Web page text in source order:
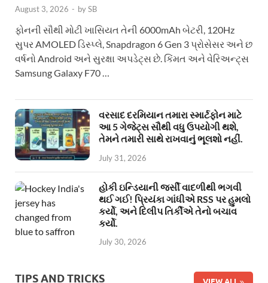
August 3, 2026 - bySB
ફોનની સૌથી મોટી ખાસિયત તેની 6000mAh બેટરી, 120Hz
સુપર AMOLED ડિસ્પ્લે, Snapdragon 6 Gen 3 પ્રોસેસર અને છ
વર્ષનો Android અને સુરક્ષા અપડેટ્સ છે. કિંમત અને વેરિઅન્ટ્સ
Samsung Galaxy F70 …
વરસાદ દરમિયાન તમારા સ્માર્ટફોન માટે
આ 5 ગેજેટ્સ સૌથી વધુ ઉપયોગી થશે,
તેમને તમારી સાથે રાખવાનું ભૂલશો નહીં.
July 31, 2026
હોકી ઇન્ડિયાની જર્સી વાદળીથી ભગવી
થઈ ગઈ! પ્રિયંકા ગાંધીએ RSS પર હુમલો
કર્યો, અને દિલીપ તિર્કીએ તેનો બચાવ
કર્યો.
July 30, 2026
TIPS AND TRICKS